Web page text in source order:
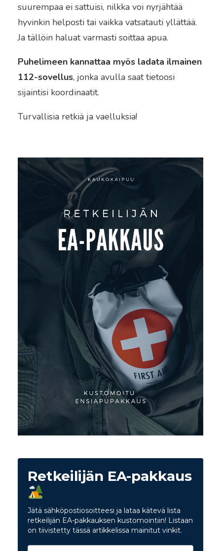
suurempaa ei sattuisi, nilkka voi nyrjähtää
hyvinkin helposti tai vaikka vatsatauti yllättää.
Ja tällöin haluat varmasti soittaa apua.
Puhelimeen kannattaa myös ladata ilmainen
112-sovellus, jonka avulla saat tietoosi
sijaintisi koordinaatit.
Turvallisia retkiä ja vaelluksia!
Retkeilijän EA-pakkaus
Jätä sähköpostiosoitteesi ja lataa kätevä lista
retkeilijän EA-pakkauksen kustomointiin! Listaan
on tiivistetty tässä artikkelissa mainitut vinkit.